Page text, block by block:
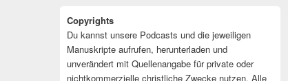
Copyrights
Du kannst unsere Podcasts und die jeweiligen
Manuskripte aufrufen, herunterladen und
unverändert mit Quellenangabe für private oder
nichtkommerzielle christliche Zwecke nutzen. Alle